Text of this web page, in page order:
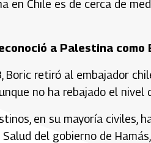
en Chile es de cerca de
a Palestina como
Boric retiró al embajador
no ha rebajado el
en su mayoría civiles,
del gobierno de